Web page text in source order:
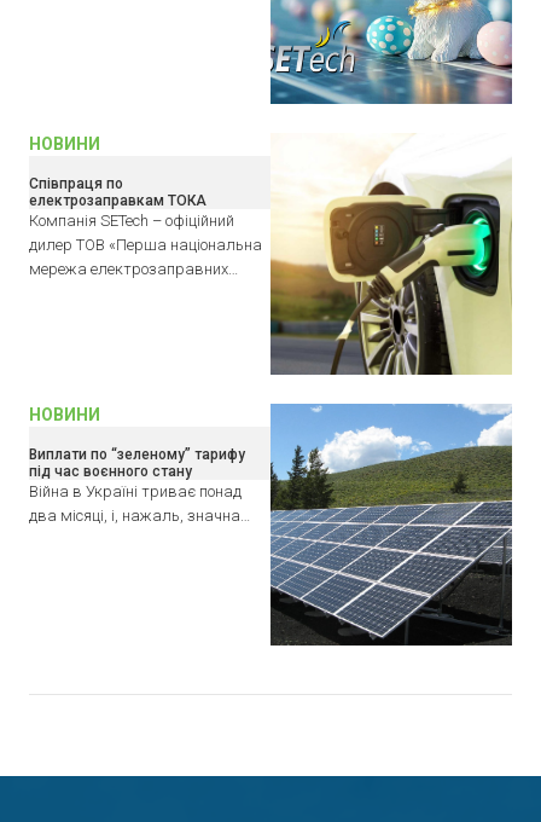
НОВИНИ
Співпраця по
електрозаправкам ТОКА
Компанія SETech – офіційний
дилер ТОВ «Перша національна
мережа електрозаправних…
НОВИНИ
Виплати по “зеленому” тарифу
під час воєнного стану
Війна в Україні триває понад
два місяці, і, нажаль, значна…